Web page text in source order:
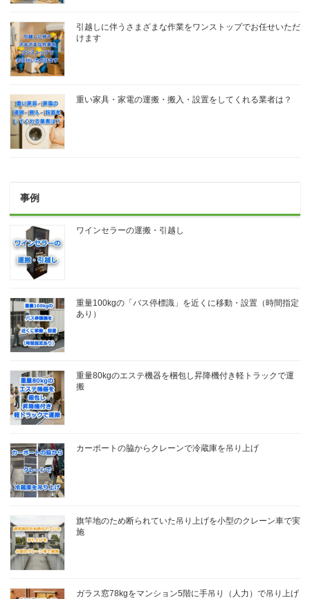
引越しに伴うさまざまな作業をワンストップでお任せいただ
けます
重い家具・家電の運搬・搬入・設置をしてくれる業者は？
事例
ワインセラーの運搬・引越し
重量100kgの「バス停標識」を近くに移動・設置（時間指定
あり）
重量80kgのエステ機器を梱包し昇降機付き軽トラックで運
搬
カーポートの脇からクレーンで冷蔵庫を吊り上げ
旗竿地のため断られていた吊り上げを小型のクレーン車で実
施
ガラス窓78kgをマンション5階に手吊り（人力）で吊り上げ